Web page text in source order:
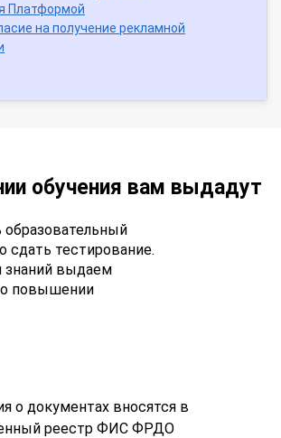
Платформой
на получение рекламной
обучения вам выдадут
сдать тестирование.
знаний выдаем
повышении
о документах вносятся в
реестр ФИС ФРДО